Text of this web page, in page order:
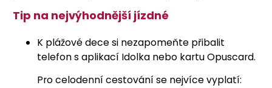
Tip na nejvýhodnější jízdné
K plážové dece si nezapomeňte přibalit
telefon s aplikací Idolka nebo kartu Opuscard.
Pro celodenní cestování se nejvíce vyplatí: